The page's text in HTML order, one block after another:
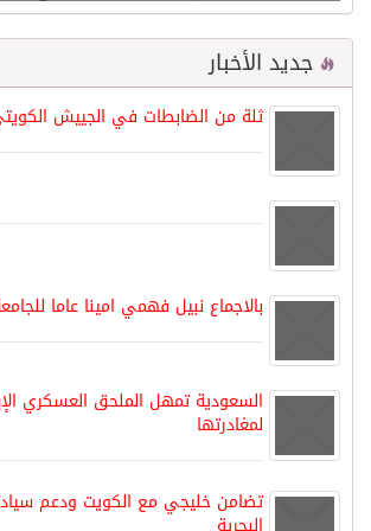
جديد الأخبار
ثلة من الضابطات في الجييش
بالاجماع نبيل فهمي امينا عاما
لمغادرتها
تضامن خليجي مع الكويت ودعم